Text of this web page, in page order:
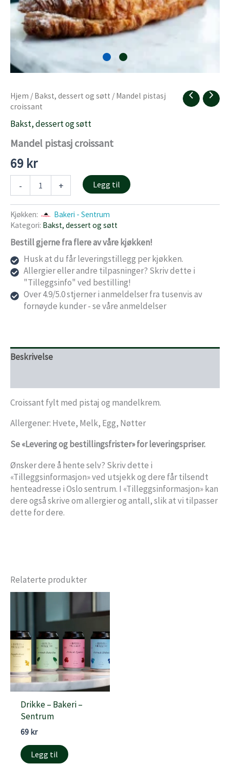
Hjem / Bakst, dessert og søtt / Mandel pistasj
croissant
Bakst, dessert og søtt
Mandel pistasj croissant
69 kr
-
pistasj
antall
+ Legg til
Kjøkken:
Bakeri - Sentrum
Kategori: Bakst, dessert og søtt
Bestill gjerne fra flere av våre kjøkken!
Husk at du får leveringstillegg per kjøkken.
Allergier eller andre tilpasninger? Skriv dette i
"Tilleggsinfo" ved bestilling!
Over 4.9/5.0 stjerner i anmeldelser fra tusenvis av
fornøyde kunder - se våre anmeldelser
Beskrivelse
Croissant fylt med pistaj og mandelkrem.
Allergener: Hvete, Melk, Egg, Nøtter
Se «Levering og bestillingsfrister» for leveringspriser.
Ønsker dere å hente selv? Skriv dette i
«Tilleggsinformasjon» ved utsjekk og dere får tilsendt
henteadresse i Oslo sentrum. I «Tilleggsinformasjon» kan
dere også skrive om allergier og antall, slik at vi tilpasser
dette for dere.
Relaterte produkter
Drikke – Bakeri –
Sentrum
69 kr
Legg til